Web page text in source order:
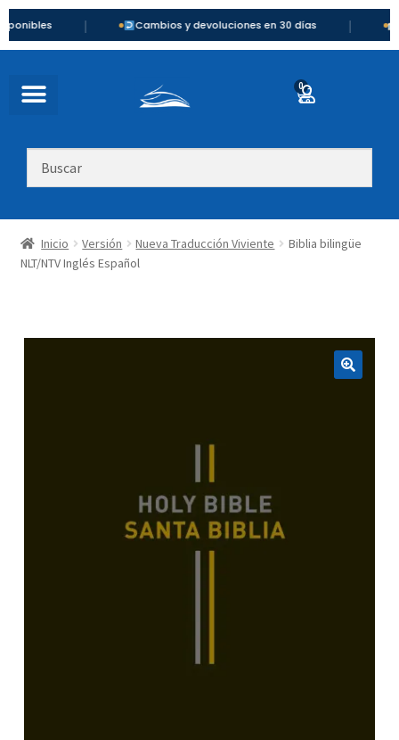
| Cambios y devoluciones en 30 días |
0
Inicio Versión Nueva Traducción Viviente
Biblia bilingüe
NLT/NTV Inglés Español